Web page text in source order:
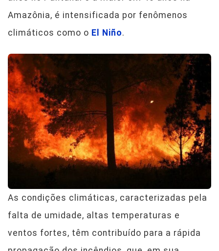
Amazônia, é intensificada por fenômenos
climáticos como o El Niño.
As condições climáticas, caracterizadas pela
falta de umidade, altas temperaturas e
ventos fortes, têm contribuído para a rápida